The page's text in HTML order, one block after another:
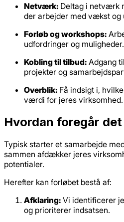
Netværk: Deltag i netværk
der arbejder med vækst og
Forløb og workshops:
udfordringer og muligheder.
Kobling til tilbud: Adgang
projekter og
Overblik: Få indsigt i,
værdi for jeres virksomhed.
Hvordan foregår
Typisk starter et samarbejde
sammen afdækker jeres
potentialer.
Herefter kan forløbet bestå af:
Afklaring: Vi identificerer
og prioriterer indsatsen.